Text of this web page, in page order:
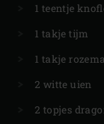
1 teentje
1 takje tijm
1 takje
2 witte uien
2 topjes